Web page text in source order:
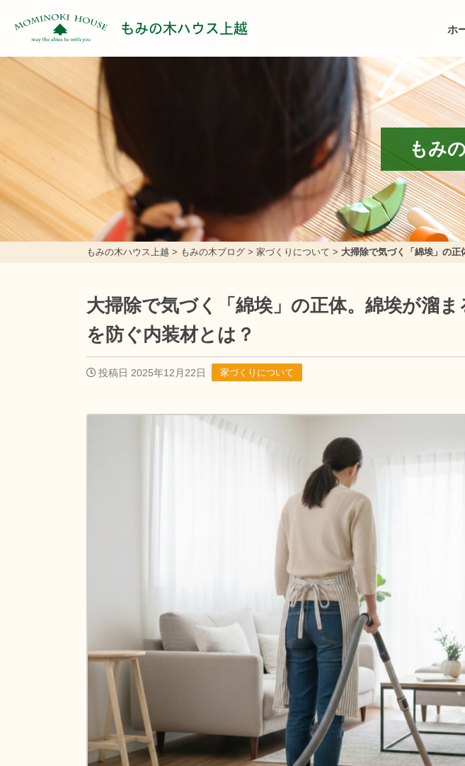
もみの木ハウス上越 ホ
もみ
もみの木ハウス上越 > もみの木ブログ > 家づくりについて > 大掃除で気づく「綿埃」の正
大掃除で気づく「綿埃」の正体。綿埃が溜ま
を防ぐ内装材とは？
投稿日 2025年12月22日 家づくりについて